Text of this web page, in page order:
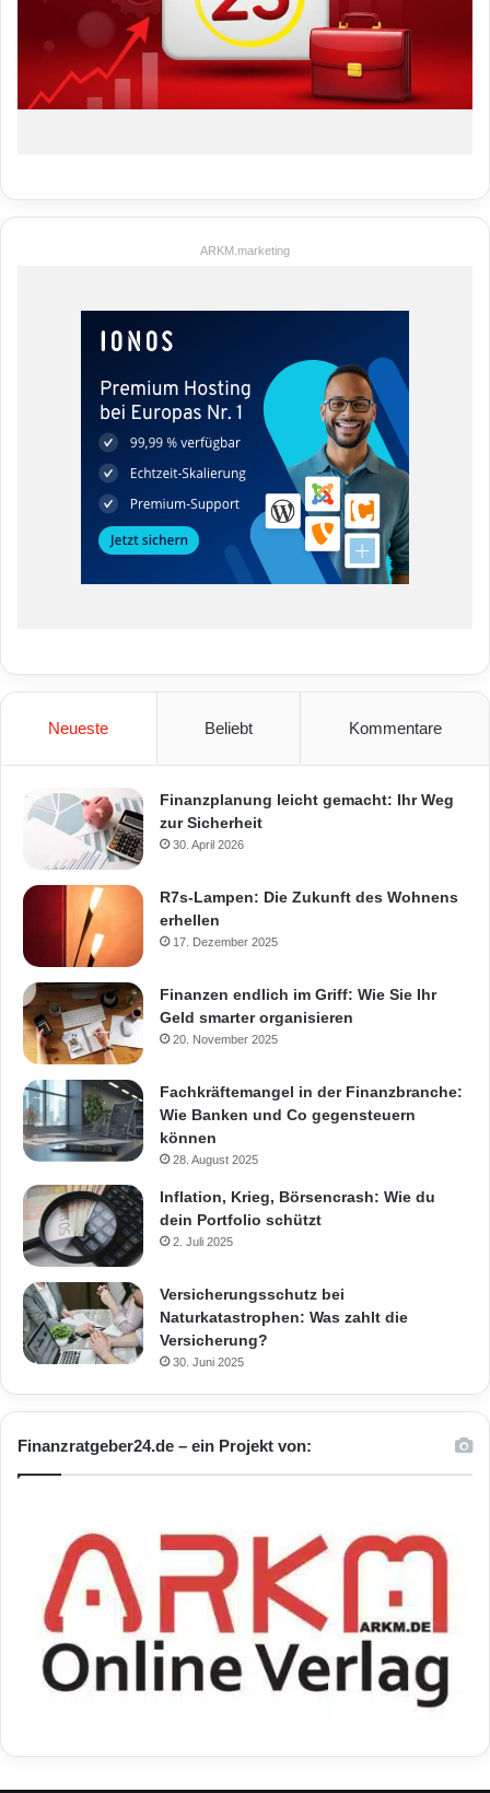
ARKM.marketing
Neueste Beliebt Kommentare
Finanzplanung leicht gemacht: Ihr Weg
zur Sicherheit
30. April 2026
R7s-Lampen: Die Zukunft des Wohnens
erhellen
17. Dezember 2025
Finanzen endlich im Griff: Wie Sie Ihr
Geld smarter organisieren
20. November 2025
Fachkräftemangel in der Finanzbranche:
Wie Banken und Co gegensteuern
können
28. August 2025
Inflation, Krieg, Börsencrash: Wie du
dein Portfolio schützt
2. Juli 2025
Versicherungsschutz bei
Naturkatastrophen: Was zahlt die
Versicherung?
30. Juni 2025
Finanzratgeber24.de – ein Projekt von: